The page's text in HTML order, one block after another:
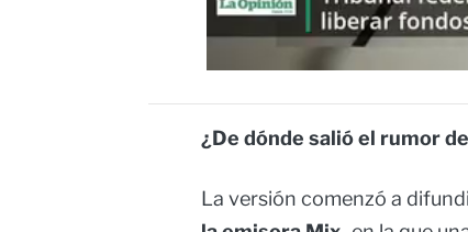
¿De dónde salió el rumor
La versión comenzó a